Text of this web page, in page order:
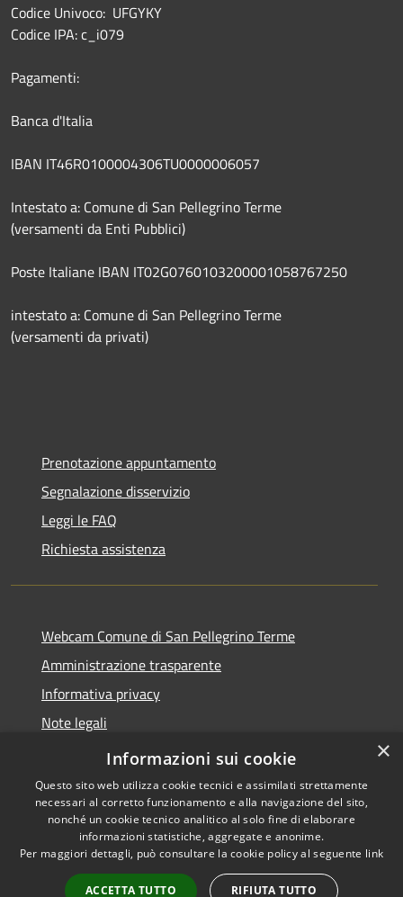
Codice Univoco: UFGYKY
Codice IPA: c_i079
Pagamenti:
Banca d'Italia
IBAN IT46R0100004306TU0000006057
Intestato a: Comune di San Pellegrino Terme
(versamenti da Enti Pubblici)
Poste Italiane IBAN IT02G0760103200001058767250
intestato a: Comune di San Pellegrino Terme
(versamenti da privati)
Prenotazione appuntamento
Segnalazione disservizio
Leggi le FAQ
Richiesta assistenza
Webcam Comune di San Pellegrino Terme
Amministrazione trasparente
Informativa privacy
Note legali
Dichiarazione di accessibilità
Accessibilità
Copyright © 2026 • Comune di
San Pellegrino Terme •
Powered byMunicipium
×
Informazioni sui cookie
Questo sito web utilizza cookie tecnici e assimilati strettamente
necessari al corretto funzionamento e alla navigazione del sito,
nonché un cookie tecnico analitico al solo fine di elaborare
informazioni statistiche, aggregate e anonime.
Per maggiori dettagli, può consultare la cookie policy al seguente link
ACCETTA TUTTO RIFIUTA TUTTO